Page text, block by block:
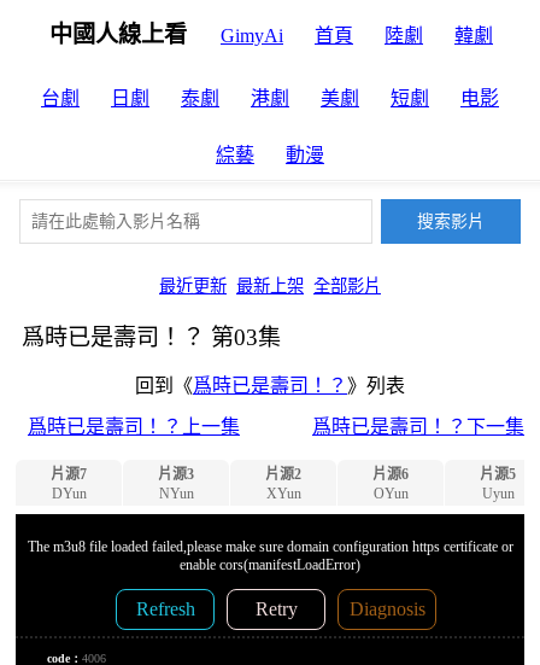
中國人線上看 GimyAi 首頁 陸劇 韓劇
台劇 日劇 泰劇 港劇 美劇 短劇 电影
綜藝 動漫
最近更新 最新上架 全部影片
爲時已是壽司！？ 第03集
回到《爲時已是壽司！？ 》列表
爲時已是壽司！？上一集
爲時已是壽司！？下一集
片源7
DYun
片源3
NYun
片源2
XYun
片源6
OYun
片源5
Uyun